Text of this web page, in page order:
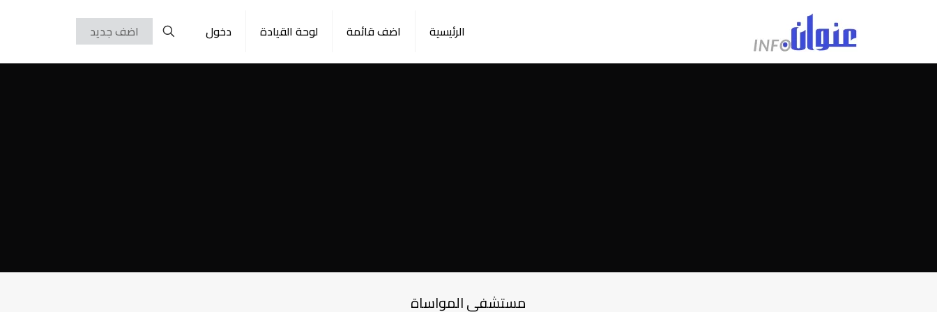
الرئيسية اضف قائمة لوحة القيادة دخول اضف جديد
مستشفى المواساة